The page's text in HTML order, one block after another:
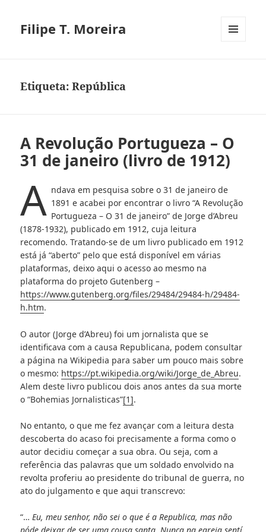
Filipe T. Moreira
Etiqueta:República
A Revolução Portugueza – O
31 de janeiro (livro de 1912)
A ndava em pesquisa sobre o 31 de janeiro de
1891 e acabei por encontrar o livro “A Revolução
Portugueza – O 31 de janeiro” de Jorge d’Abreu
(1878-1932), publicado em 1912, cuja leitura
recomendo. Tratando-se de um livro publicado em 1912
está já “aberto” pelo que está disponível em várias
plataformas, deixo aqui o acesso ao mesmo na
plataforma do projeto Gutenberg –
https://www.gutenberg.org/files/29484/29484-h/29484-
h.htm.
O autor (Jorge d’Abreu) foi um jornalista que se
identificava com a causa Republicana, podem consultar
a página na Wikipedia para saber um pouco mais sobre
o mesmo: https://pt.wikipedia.org/wiki/Jorge_de_Abreu.
Alem deste livro publicou dois anos antes da sua morte
o “Bohemias Jornalisticas”[1].
No entanto, o que me fez avançar com a leitura desta
descoberta do acaso foi precisamente a forma como o
autor decidiu começar a sua obra. Ou seja, com a
referência das palavras que um soldado envolvido na
revolta proferiu ao presidente do tribunal de guerra, no
ato do julgamento e que aqui transcrevo:
“…Eu, meu senhor, não sei o que é a Republica, mas não